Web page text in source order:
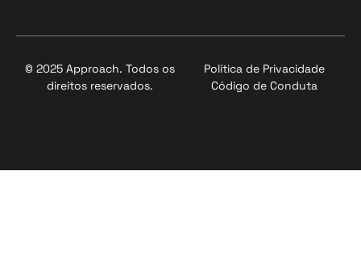
© 2025 Approach. Todos os
direitos reservados.
Política de Privacidade
Código de Conduta